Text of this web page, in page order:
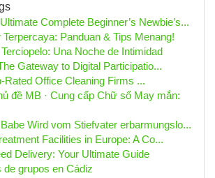
Complete Beginner’s Newbie’s...
Terpercaya: Panduan & Tips Menang!
Una Noche de Intimidad
Gateway to Digital Participatio...
Rated Office Cleaning Firms ...
đề MB · Cung cấp Chữ số May mắn:
Wird vom Stiefvater erbarmungslo...
Facilities in Europe: A Co...
Delivery: Your Ultimate Guide
de grupos en Cádiz